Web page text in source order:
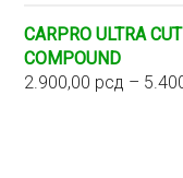
CARPRO ULTRA
COMPOUND
2.900,00 рсд –